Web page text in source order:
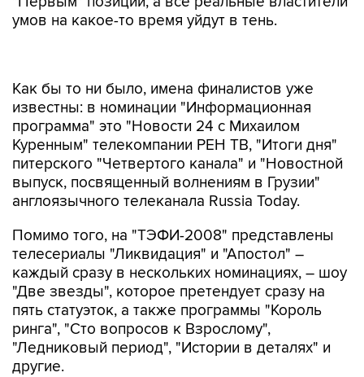
умов на какое-то время уйдут в тень.
программа" это "Новости 24 с Михаилом
Куренным" телекомпании РЕН ТВ, "Итоги дня"
питерского "Четвертого канала" и "Новостной
выпуск, посвященный волнениям в Грузии"
англоязычного телеканала Russia Today.
Помимо того, на "ТЭФИ-2008" представлены
каждый сразу в нескольких номинациях, – шоу
"Две звезды", которое претендует сразу на
пять статуэток, а также программы "Король
ринга", "Сто вопросов к Взрослому",
"Ледниковый период", "Истории в деталях" и
другие.
Финальная тройка в каждой номинации